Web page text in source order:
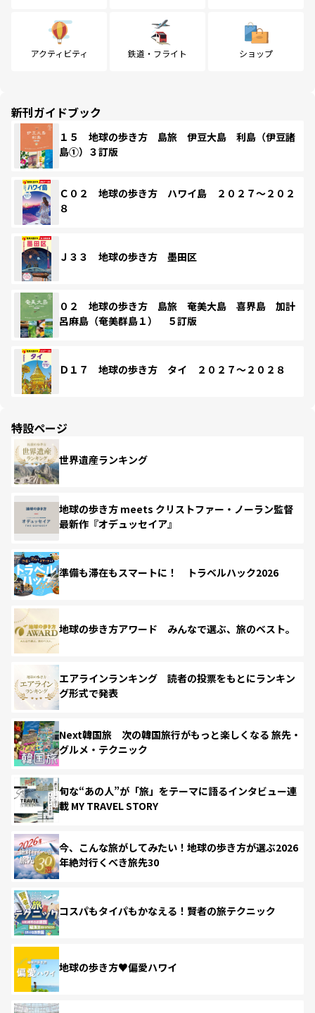
アクティビティ 鉄道・フライト ショップ
新刊ガイドブック
１５ 地球の歩き方 島旅 伊豆大島 利島（伊豆諸
島①）３訂版
Ｃ０２ 地球の歩き方 ハワイ島 ２０２７～２０２
８
Ｊ３３ 地球の歩き方 墨田区
０２ 地球の歩き方 島旅 奄美大島 喜界島 加計
呂麻島（奄美群島１） ５訂版
Ｄ１７ 地球の歩き方 タイ ２０２７～２０２８
特設ページ
世界遺産ランキング
地球の歩き方 meets クリストファー・ノーラン監督
最新作『オデュッセイア』
準備も滞在もスマートに！ トラベルハック2026
地球の歩き方アワード みんなで選ぶ、旅のベスト。
エアラインランキング 読者の投票をもとにランキン
グ形式で発表
Next韓国旅 次の韓国旅行がもっと楽しくなる 旅先・
グルメ・テクニック
旬な“あの人”が「旅」をテーマに語るインタビュー連
載 MY TRAVEL STORY
今、こんな旅がしてみたい！地球の歩き方が選ぶ2026
年絶対行くべき旅先30
コスパもタイパもかなえる！賢者の旅テクニック
地球の歩き方♥偏愛ハワイ